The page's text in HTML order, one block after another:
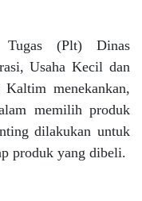
Tugas (Plt) Dinas
Usaha Kecil dan
menekankan,
memilih produk
dilakukan untuk
produk yang dibeli.